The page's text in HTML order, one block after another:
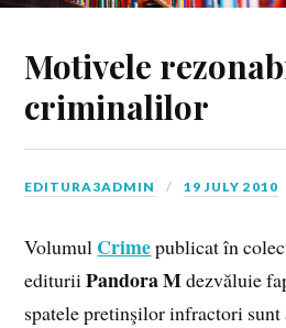
Motivele
criminalilor
EDITURA3ADMIN 19 JULY 2010
Volumul Crimepublicat în
edituriiPandora Mdezvăluie
spatele pretinşilor infractori sunt